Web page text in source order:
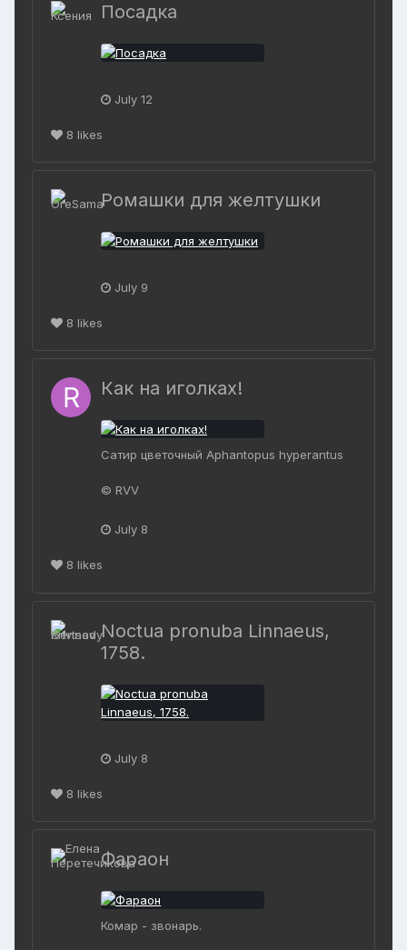
Посадка
July 12
8 likes
Ромашки для желтушки
July 9
8 likes
Как на иголках!
Сатир цветочный Aphantopus hyperantus
© RVV
July 8
8 likes
Noctua pronuba Linnaeus,
1758.
July 8
8 likes
Фараон
Комар - звонарь.